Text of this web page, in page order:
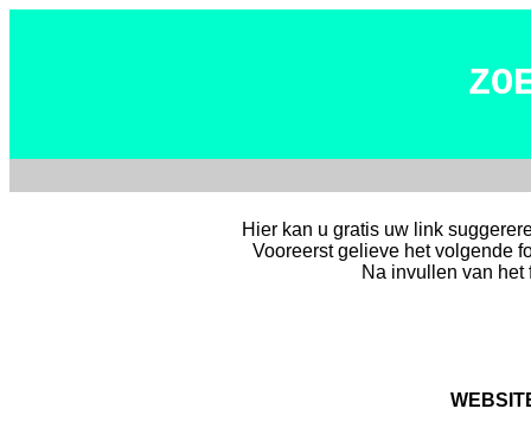
Hier kan u gratis uw link
Vooreerst gelieve het volgende
Na invullen van